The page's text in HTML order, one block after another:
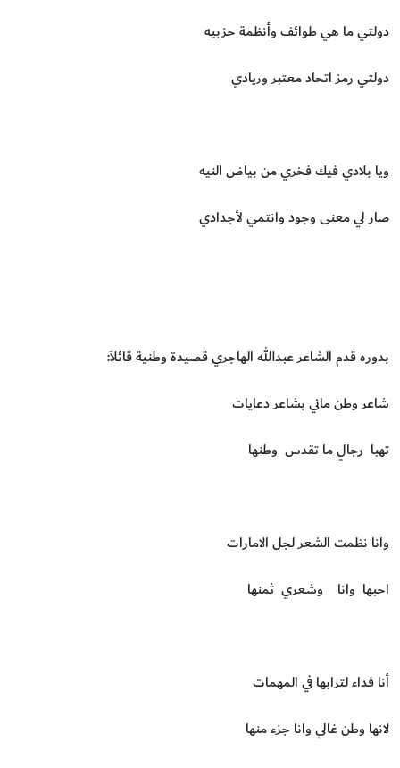
دولتي ما هي طوائف وأنظمة حزبيه
دولتي رمز اتحاد معتبر وريادي
ويا بلادي فيك فخري من بياض النيه
صار لي معنى وجود وانتمي لأجدادي
بدوره قدم الشاعر عبدالله الهاجري قصيدة وطنية قائلاً:
شاعر وطن ماني بشاعر دعايات
تهبا رجالٍ ما تقدس وطنها
وانا نظمت الشعر لجل الامارات
احبها وانا وشعري ثمنها
أنا فداء لترابها في المهمات
لانها وطن غالي وانا جزء منها